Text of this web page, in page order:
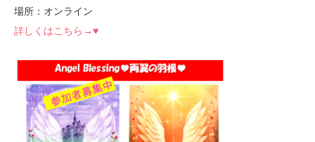
場所：オンライン
詳しくはこちら→♥